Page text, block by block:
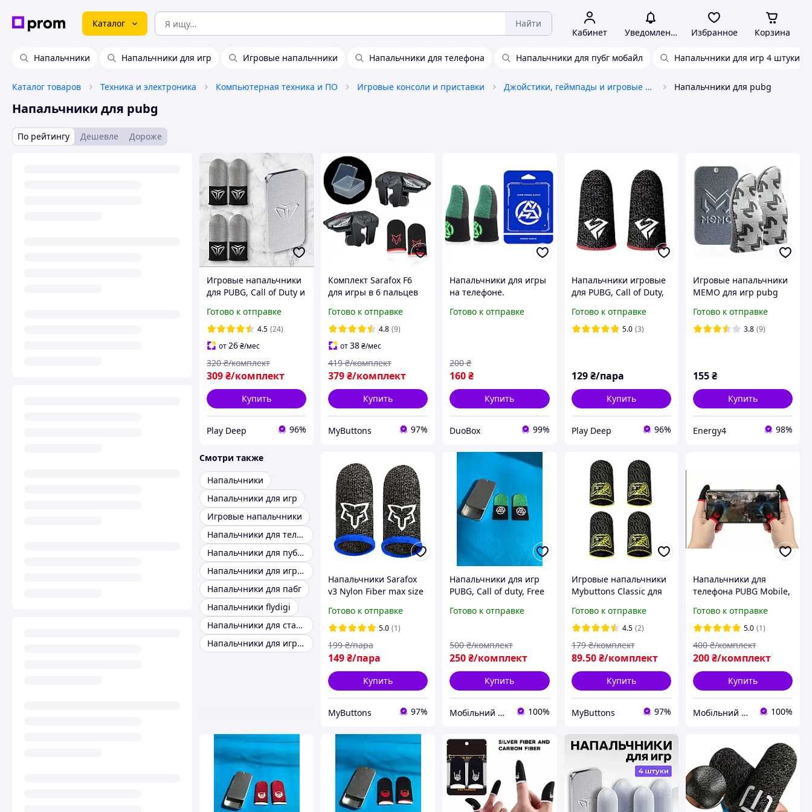
Каталог Найти
Кабинет Уведомления Избранное Корзина
Напальчники Напальчники для игр Игровые напальчники Напальчники для телефона Напальчники для пубг мобайл Напальчники для игр 4 штуки
Каталог товаров Техника и электроника Компьютерная техника и ПО Игровые консоли и приставки Джойстики, геймпады и игровые контроллеры Напальчники для pubg
Напальчники для pubg
По рейтингу Дешевле Дороже
Игровые напальчники
для PUBG, Call of Duty и
металлическая
серебряная коробка
Готово к отправке
4.5 (24)
от26₴/мес
309₴/комплект
320 ₴/комплект
Купить
Play Deep 96%
Комплект Sarafox F6
для игры в 6 пальцев
напальчники для
телефона PUBG
Standoff 2 COD Mobile
Готово к отправке
4.8 (9)
от38₴/мес
379₴/комплект
419 ₴/комплект
Купить
MyButtons 97%
Напальчники для игры
на телефоне.
напальчники для игры
Готово к отправке
160₴
200 ₴
Купить
DuoBox 99%
Напальчники игровые
для PUBG, Call of Duty,
Красные
Готово к отправке
5.0 (3)
129 ₴/пара
Купить
Play Deep 96%
Игровые напальчники
MEMO для игр pubg
standoff 2 серые
Готово к отправке
3.8 (9)
155₴
Купить
Energy4 98%
Смотри также
Напальчники
Напальчники для игр
Игровые напальчники
Напальчники для телефона
Напальчники для пубг мобайл
Напальчники для игр 4 штуки
Напальчники для пабг
Напальчники flydigi
Напальчники для стандофф 2
Напальчники для игр на телефоне
Напальчники Sarafox
v3 Nylon Fiber max size
игры на телефоне пабг
pubg mobile пубг
Готово к отправке
5.0 (1)
149₴/пара
199 ₴/пара
Купить
MyButtons 97%
Напальчники для игр
PUBG, Call of duty, Free
пара) и кейс для
Готово к отправке
250₴/комплект
500 ₴/комплект
Купить
Мобільний GAMER 100%
Игровые напальчники
Mybuttons Classic для
планшете pubg пубг
пабг 2 пары Черный с
желтым
Готово к отправке
4.5 (2)
89.50 ₴/комплект
179 ₴/комплект
Купить
MyButtons 97%
Напальчники для
телефона PUBG Mobile,
ультротонкие черные
Готово к отправке
5.0 (1)
200₴/комплект
400 ₴/комплект
Купить
Мобільний GAMER 100%